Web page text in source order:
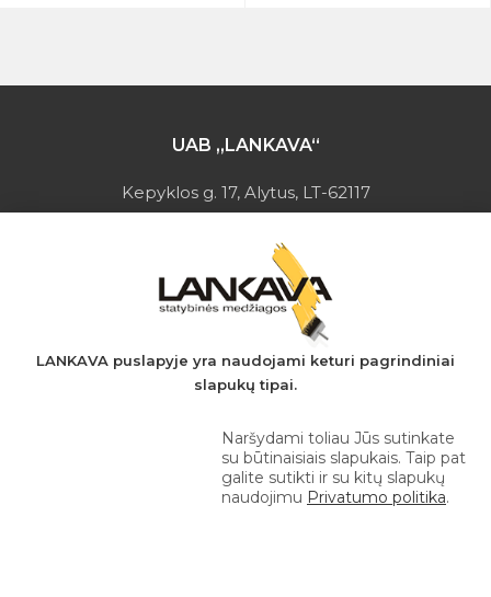
UAB „LANKAVA“
Kepyklos g. 17, Alytus, LT-62117
Įmonės kodas: 149728275
PVM mokėtojo kodas: LT497282716
A.s.: LT037044060001923651
AB SEB bankas
+370 610 42 222
LANKAVA puslapyje yra naudojami keturi pagrindiniai
slapukų tipai.
Naršydami toliau Jūs sutinkate
su būtinaisiais slapukais. Taip pat
galite sutikti ir su kitų slapukų
naudojimu Privatumo politika.